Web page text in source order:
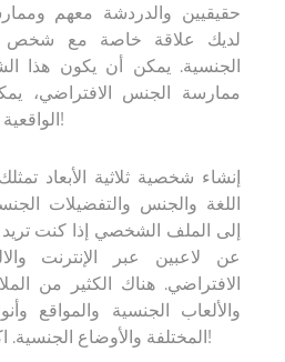
حقيقيين والدردشة معهم
لديك علاقة خاصة مع شخص
الجنسية. يمكن أن يكون هذا
ممارسة الجنس الافتراضي،
الواقعية والاستمتاع ببعض المرح!
اللغة والجنس والتفضيلات
إلى الملف الشخصي إذا كنت
عن لاعبين عبر الإنترنت
الافتراضي. هناك الكثير من
والألعاب الجنسية والمواقع
المختلفة والأوضاع الجنسية. اكتشف كل شيء بنفسك!